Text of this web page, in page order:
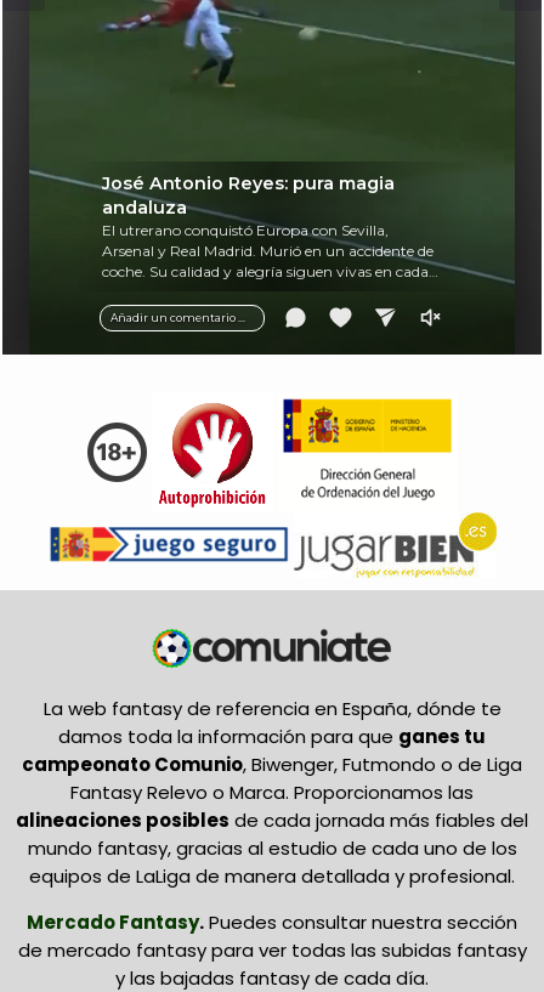
Añadir un comentario ...
José Antonio Reyes: pura magia
andaluza
El utrerano conquistó Europa con Sevilla,
Arsenal y Real Madrid. Murió en un accidente de
coche. Su calidad y alegría siguen vivas en cada
La web fantasy de referencia en España, dónde te
damos toda la información para que ganes tu
campeonato Comunio, Biwenger, Futmondo o de Liga
Fantasy Relevo o Marca. Proporcionamos las
alineaciones posibles de cada jornada más fiables del
mundo fantasy, gracias al estudio de cada uno de los
equipos de LaLiga de manera detallada y profesional.
Mercado Fantasy.Puedes consultar nuestra sección
de mercado fantasy para ver todas las subidas fantasy
y las bajadas fantasy de cada día.